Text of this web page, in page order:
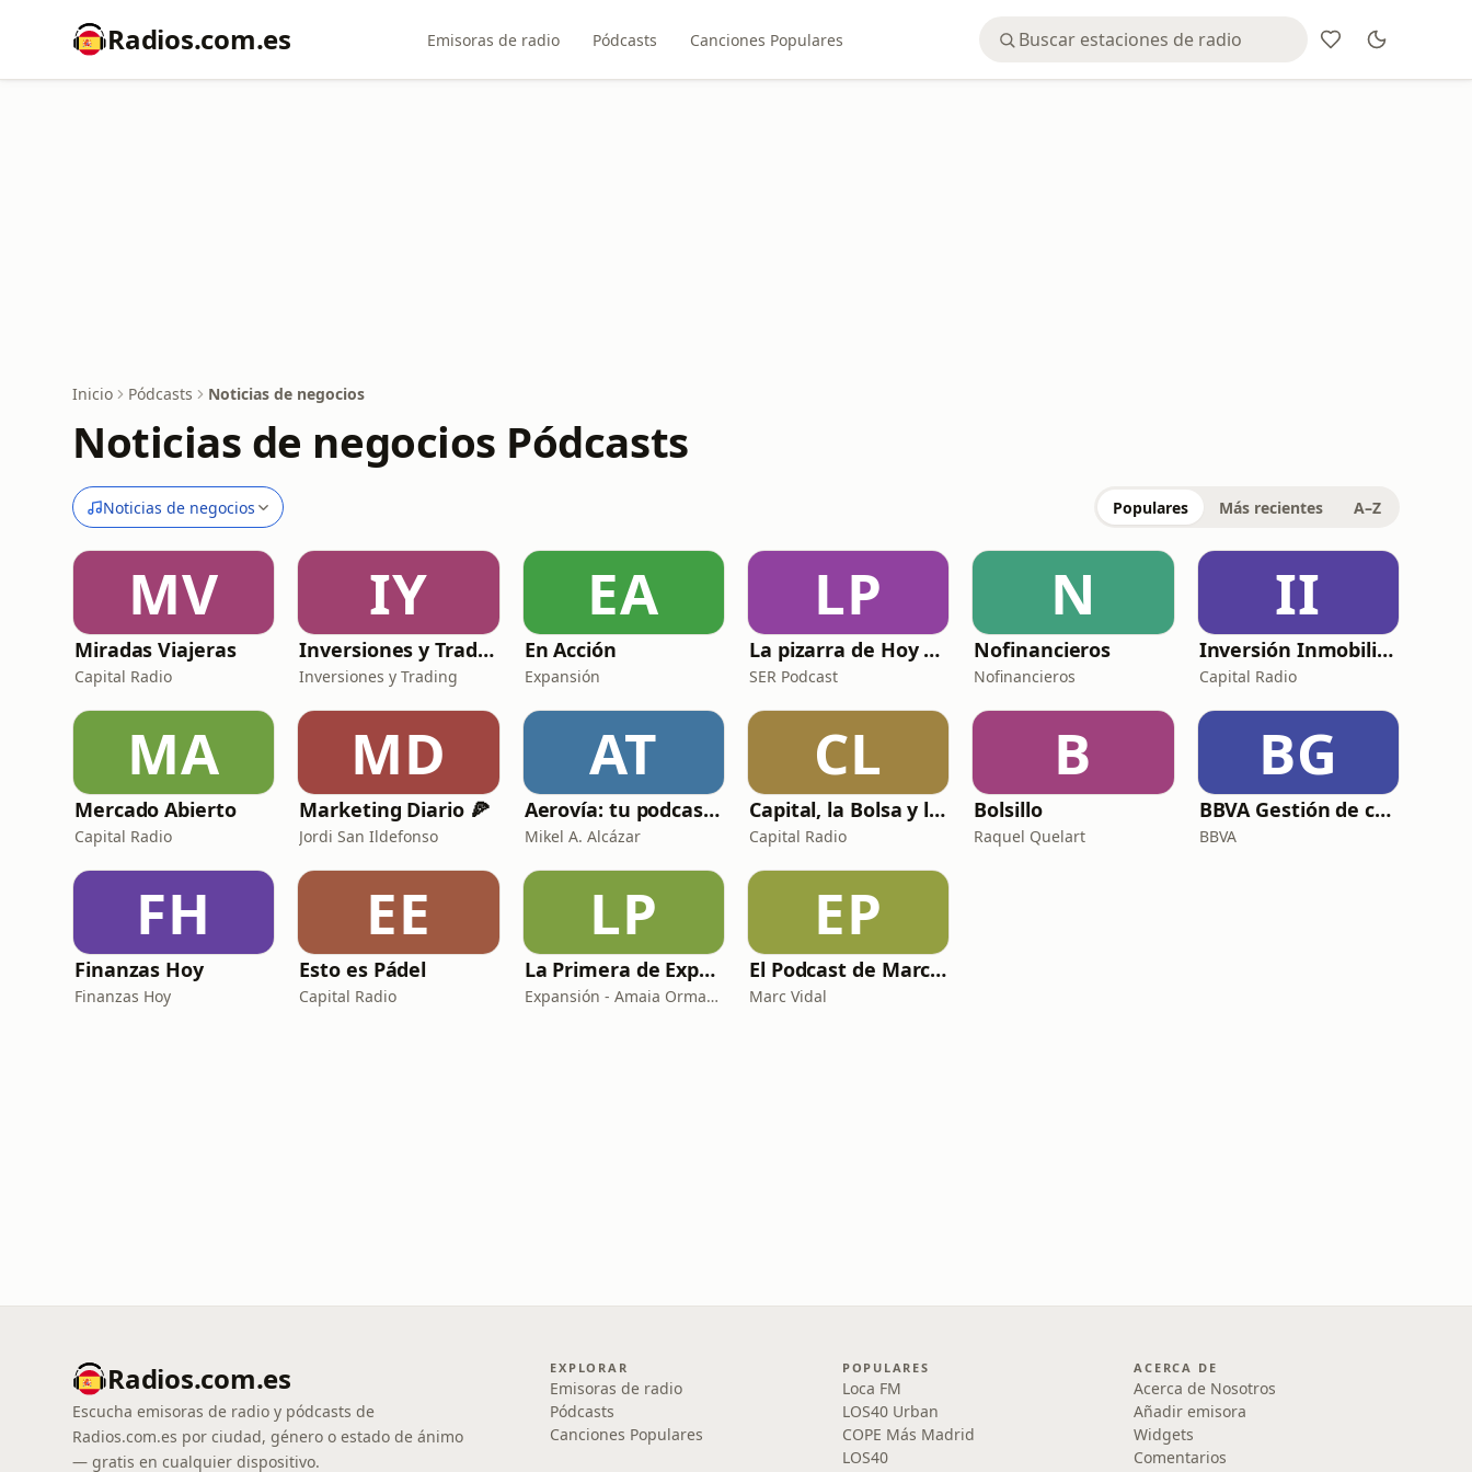
Radios.com.es Emisoras de radio Pódcasts Canciones Populares
Inicio Pódcasts Noticias de negocios
Noticias de negocios Pódcasts
Noticias de negocios Populares Más recientes A–Z
MV
Miradas Viajeras
Capital Radio
IY
Inversiones y Trading
Inversiones y Trading
EA
En Acción
Expansión
LP
La pizarra de Hoy por Hoy
SER Podcast
N
Nofinancieros
Nofinancieros
II
Inversión Inmobiliaria
Capital Radio
MA
Mercado Abierto
Capital Radio
MD
Marketing Diario 🍕
Jordi San Ildefonso
AT
Aerovía: tu podcast de aviación en español
Mikel A. Alcázar
CL
Capital, la Bolsa y la Vida
Capital Radio
B
Bolsillo
Raquel Quelart
BG
BBVA Gestión de confianza
BBVA
FH
Finanzas Hoy
Finanzas Hoy
EE
Esto es Pádel
Capital Radio
LP
La Primera de Expansión
Expansión - Amaia Ormaetxea
EP
El Podcast de Marc Vidal
Marc Vidal
Radios.com.es
Escucha emisoras de radio y pódcasts de
Radios.com.es por ciudad, género o estado de ánimo
— gratis en cualquier dispositivo.
EXPLORAR
Emisoras de radio
Pódcasts
Canciones Populares
POPULARES
Loca FM
LOS40 Urban
COPE Más Madrid
LOS40
ACERCA DE
Acerca de Nosotros
Añadir emisora
Widgets
Comentarios